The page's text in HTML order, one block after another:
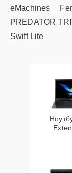
eMachines
PREDATOR
Swift Lite